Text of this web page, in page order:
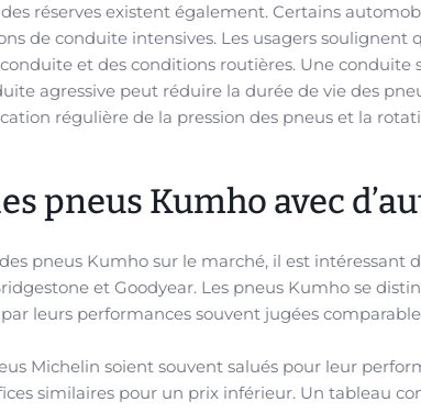
réserves existent également. Certains
de conduite intensives. Les usagers
et des conditions routières. Une conduite
agressive peut réduire la durée de vie des
régulière de la pression des pneus et la
pneus Kumho avec
pneus Kumho sur le marché, il est intéressant
et Goodyear. Les pneus Kumho se
leurs performances souvent jugées
Michelin soient souvent salués pour leur
similaires pour un prix inférieur. Un tableau